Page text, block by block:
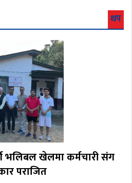
थप
भलिबल खेलमा कर्मचारी संग
पराजित